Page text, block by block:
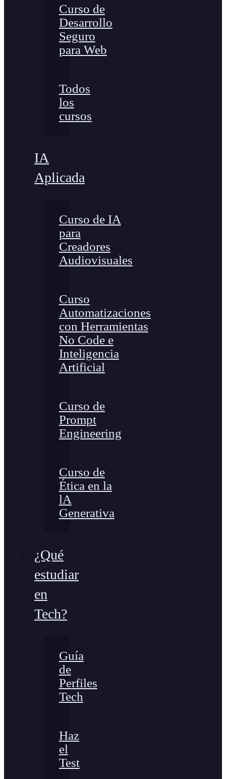
Curso de
Desarrollo
Seguro
para Web
Todos
los
cursos
IA
Aplicada
Curso de IA
para
Creadores
Audiovisuales
Curso
Automatizaciones
con Herramientas
No Code e
Inteligencia
Artificial
Curso de
Prompt
Engineering
Curso de
Ética en la
lA
Generativa
¿Qué
estudiar
en
Tech?
Guía
de
Perfiles
Tech
Haz
el
Test